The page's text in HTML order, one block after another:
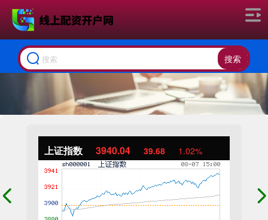
搜索
上证指数 3940.04 39.68 1.02%